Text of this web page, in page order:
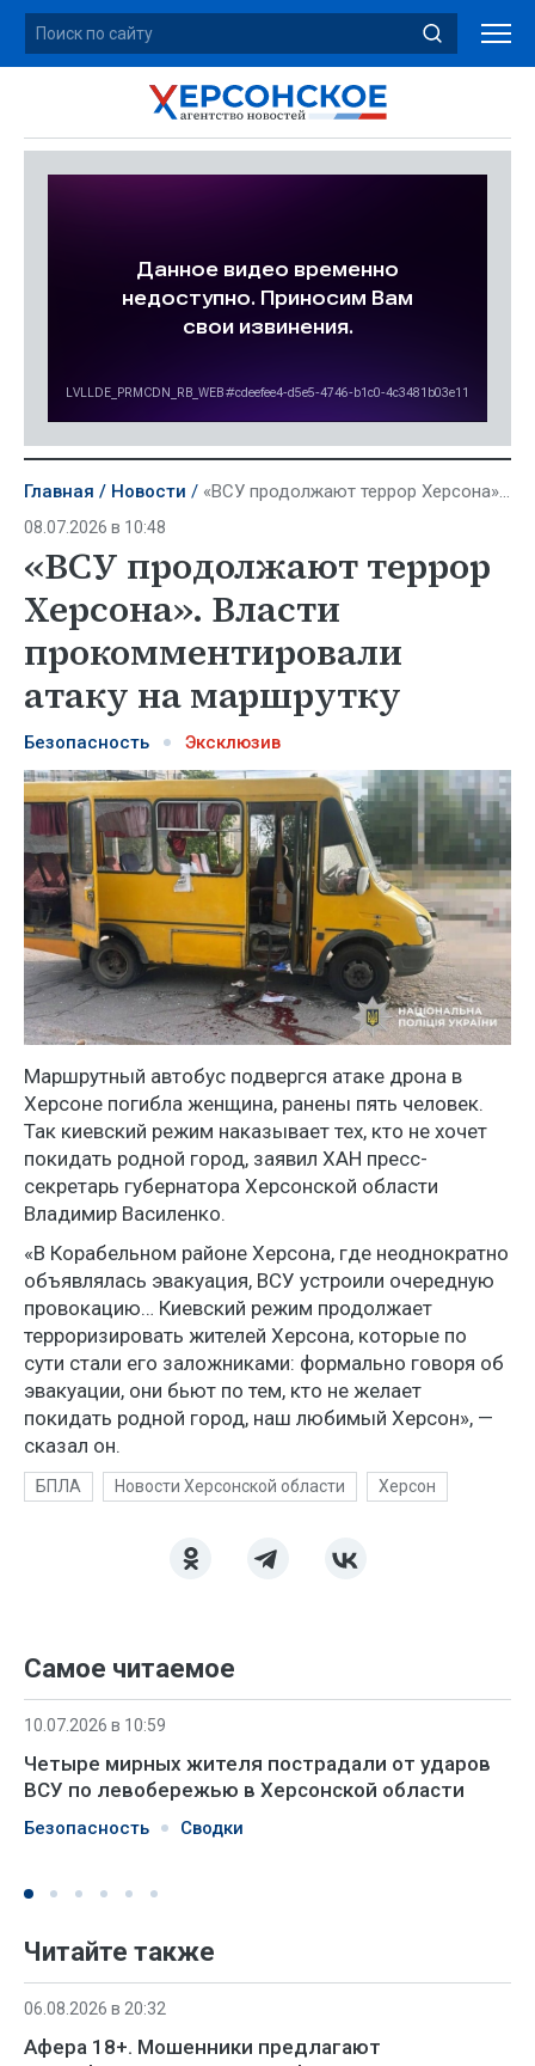
Главная Новости «ВСУ продолжают террор Херсона». Власти прокомментировали атаку на маршрутку
08.07.2026 в 10:48
«ВСУ продолжают террор
Херсона». Власти
прокомментировали
атаку на маршрутку
Безопасность Эксклюзив
Маршрутный автобус подвергся атаке дрона в
Херсоне погибла женщина, ранены пять человек.
Так киевский режим наказывает тех, кто не хочет
покидать родной город, заявил ХАН пресс-
секретарь губернатора Херсонской области
Владимир Василенко.
«В Корабельном районе Херсона, где неоднократно
объявлялась эвакуация, ВСУ устроили очередную
провокацию… Киевский режим продолжает
терроризировать жителей Херсона, которые по
сути стали его заложниками: формально говоря об
эвакуации, они бьют по тем, кто не желает
покидать родной город, наш любимый Херсон», —
сказал он.
БПЛА Новости Херсонской области Херсон
Самое читаемое
10.07.2026 в 10:59
Четыре мирных жителя пострадали от ударов
ВСУ по левобережью в Херсонской области
Безопасность Сводки
Читайте также
06.08.2026 в 20:32
Афера 18+. Мошенники предлагают